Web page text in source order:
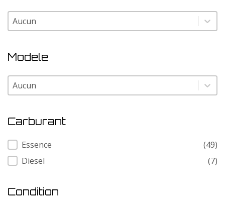
Marque
Marque
Modele
Modele
Modele
Carburant
Carburant
Essence
(49)
Diesel
(7)
Condition